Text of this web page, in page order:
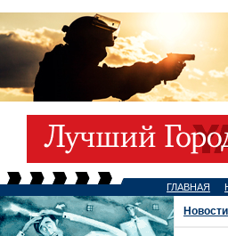
ГЛАВНАЯ
Новости